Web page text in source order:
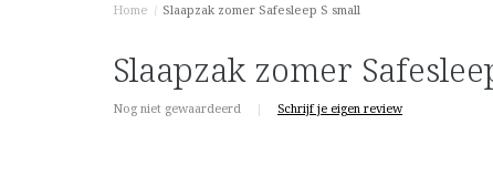
Home / Slaapzak zomer Safesleep S small
Slaapzak zomer
Nog niet gewaardeerd | Schrijf je eigen review